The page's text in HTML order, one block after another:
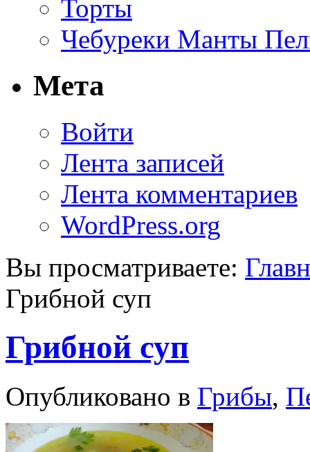
Торты
Чебуреки Манты
Мета
Войти
Лента записей
Лента комментариев
WordPress.org
Вы просматриваете:
Грибной суп
Грибной суп
Опубликовано в Грибы,